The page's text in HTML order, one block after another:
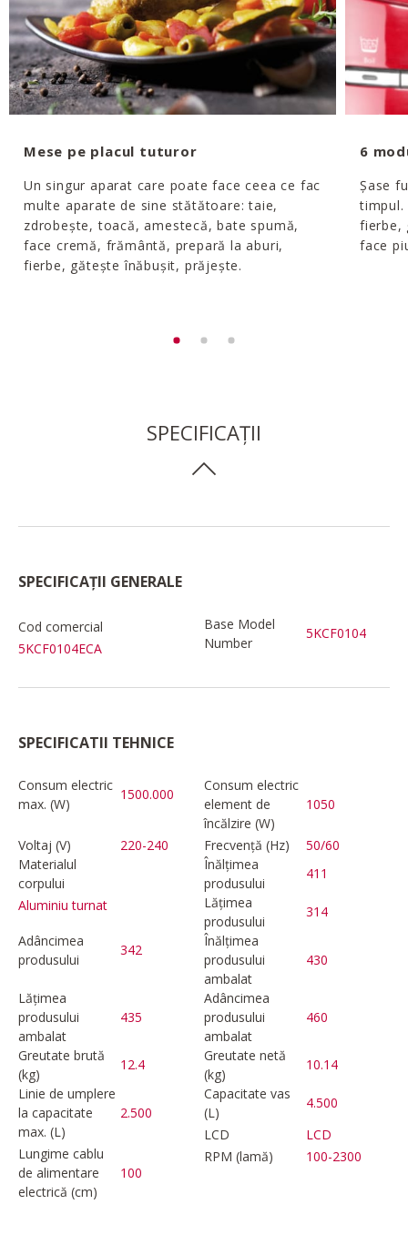
Mese pe placul tuturor
Un singur aparat care poate face ceea ce fac
multe aparate de sine stătătoare: taie,
zdrobește, toacă, amestecă, bate spumă,
face cremă, frământă, prepară la aburi,
fierbe, gătește înăbușit, prăjește.
6
Șase
timpul.
fierbe,
face
SPECIFICAȚII
SPECIFICAȚII GENERALE
Cod comercial
5KCF0104ECA
Base Model
Number
5KCF0104
SPECIFICATII TEHNICE
Consum electric
max. (W)
1500.000
Consum electric
element de
încălzire (W)
1050
Voltaj (V) 220-240 Frecvență (Hz)
50/60
Materialul
corpului
Aluminiu turnat
Înălțimea
produsului
411
Lățimea
produsului
314
Adâncimea
produsului
342
Înălțimea
produsului
ambalat
430
Lățimea
produsului
ambalat
435
Adâncimea
produsului
ambalat
460
Greutate brută
(kg)
12.4
Greutate netă
(kg)
10.14
Linie de umplere
la capacitate
max. (L)
2.500
Capacitate vas
(L)
4.500
LCD
LCD
Lungime cablu
de alimentare
electrică (cm)
100
RPM (lamă) 100-2300